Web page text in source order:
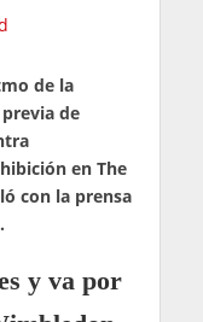
de la
de
en The
con la prensa
y va por